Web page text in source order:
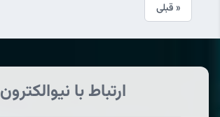
« قبلی
ارتباط با نیوالکترون